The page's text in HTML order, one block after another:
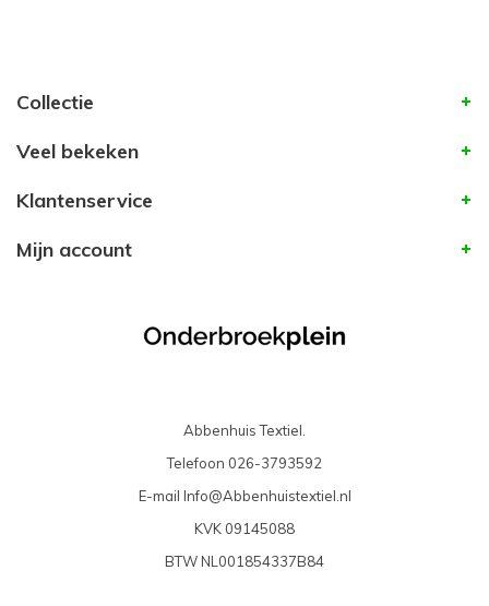
Collectie
Veel bekeken
Klantenservice
Mijn account
Abbenhuis Textiel.
Telefoon 026-3793592
E-mail Info@Abbenhuistextiel.nl
KVK 09145088
BTWNL001854337B84